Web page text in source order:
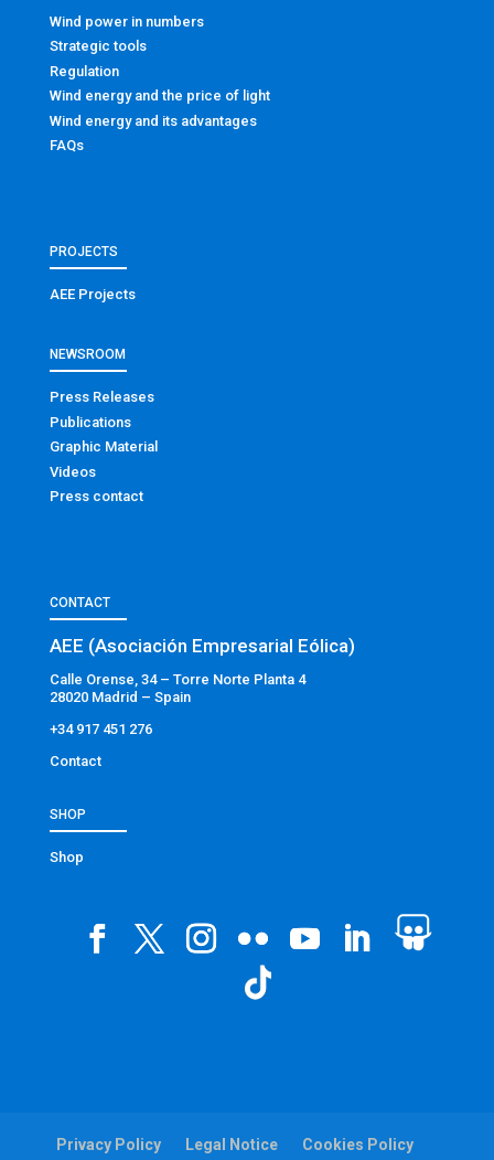
Wind power in numbers
Strategic tools
Regulation
Wind energy and the price of light
Wind energy and its advantages
FAQs
PROJECTS
AEE Projects
NEWSROOM
Press Releases
Publications
Graphic Material
Videos
Press contact
CONTACT
AEE (Asociación Empresarial Eólica)
Calle Orense, 34 – Torre Norte Planta 4
28020 Madrid – Spain
+34 917 451 276
Contact
SHOP
Shop
Privacy Policy Legal Notice Cookies Policy